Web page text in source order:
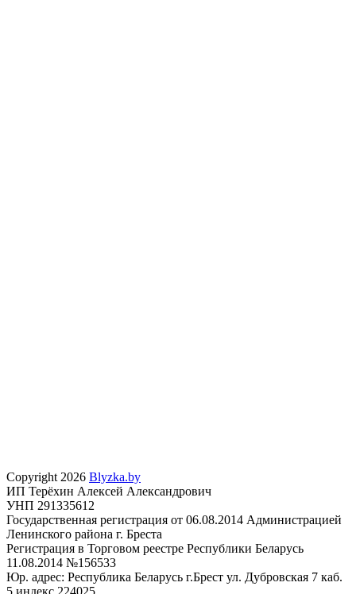
Copyright 2026 Blyzka.by
ИП Терёхин Алексей Александрович
УНП 291335612
Государственная регистрация от 06.08.2014 Администрацией
Ленинского района г. Бреста
Регистрация в Торговом реестре Республики Беларусь
11.08.2014 №156533
Юр. адрес: Республика Беларусь г.Брест ул. Дубровская 7 каб.